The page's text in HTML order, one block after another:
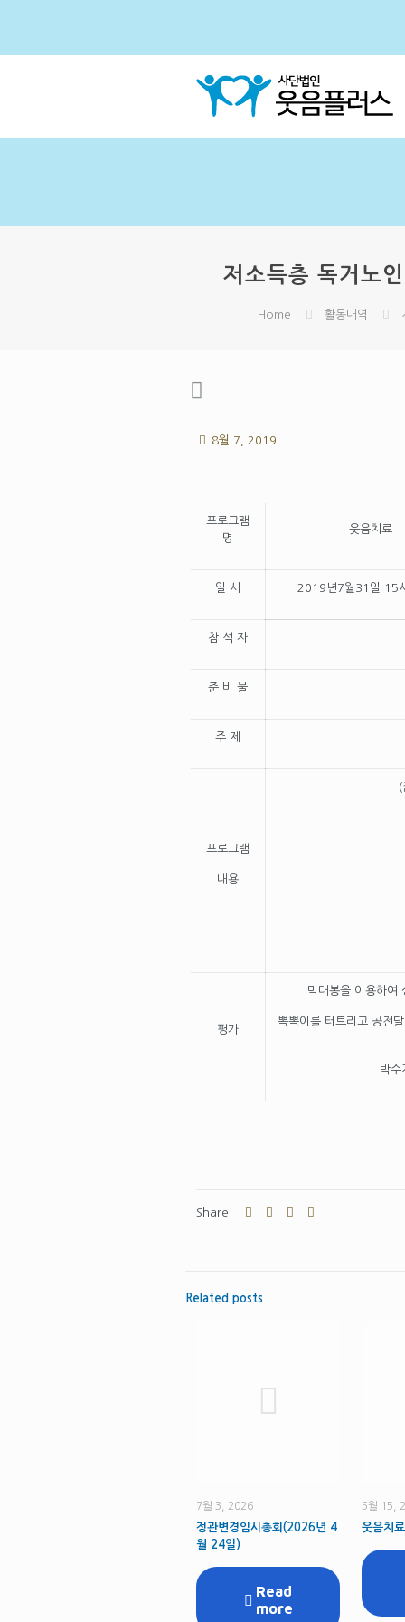
저소득층 독거노
Home 활동내역
8월 7, 2019
프로그램
명
웃음치료
일 시 2019년7월31일 15
참 석 자
준 비 물
주 제
프로그램
내용
(
평가
막대봉을 이용하여
뽁뽁이를 터트리고 공전
박수
Share
Related posts
7월 3, 2026
정관변경임시총회(2026년 4
월 24일)
Read
more
5월 15,
웃음치